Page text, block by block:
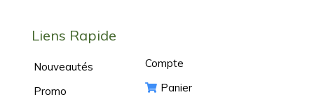
Liens Rapide
Nouveautés
Promo
Compte
Panier